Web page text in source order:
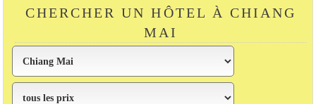
CHERCHER UN HÔTEL À CHIANG
MAI